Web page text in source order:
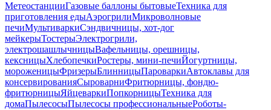
МетеостанцииГазовые баллоны бытовыеТехника для
приготовления едыАэрогрилиМикроволновые
печиМультиваркиСэндвичницы, хот-дог
мейкерыТостерыЭлектрогрили,
электрошашлычницыВафельницы, орешницы,
кексницыХлебопечкиРостеры, мини-печиЙогуртницы,
мороженицыФризерыБлинницыПароваркиАвтоклавы для
консервированияСыроварниФритюрницы, фондю-
фритюрницыЯйцеваркиПопкорницыТехника для
домаПылесосыПылесосы профессиональныеРоботы-